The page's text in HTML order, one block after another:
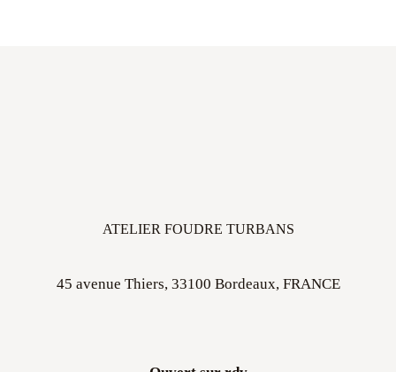
ATELIER FOUDRE TURBANS
45 avenue Thiers, 33100 Bordeaux, FRANCE